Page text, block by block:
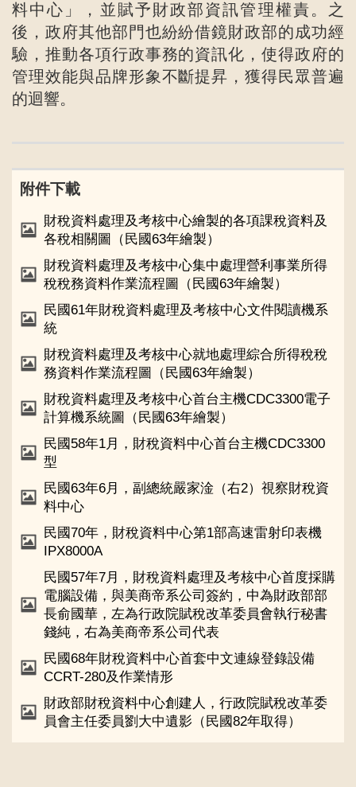
料中心」，並賦予財政部資訊管理權責。之
後，政府其他部門也紛紛借鏡財政部的成功經
驗，推動各項行政事務的資訊化，使得政府的
管理效能與品牌形象不斷提昇，獲得民眾普遍
的迴響。
附件下載
財稅資料處理及考核中心繪製的各項課稅資料及
各稅相關圖（民國63年繪製）
財稅資料處理及考核中心集中處理營利事業所得
稅稅務資料作業流程圖（民國63年繪製）
民國61年財稅資料處理及考核中心文件閱讀機系
統
財稅資料處理及考核中心就地處理綜合所得稅稅
務資料作業流程圖（民國63年繪製）
財稅資料處理及考核中心首台主機CDC3300電子
計算機系統圖（民國63年繪製）
民國58年1月，財稅資料中心首台主機CDC3300
型
民國63年6月，副總統嚴家淦（右2）視察財稅資
料中心
民國70年，財稅資料中心第1部高速雷射印表機
IPX8000A
民國57年7月，財稅資料處理及考核中心首度採購
電腦設備，與美商帝系公司簽約，中為財政部部
長俞國華，左為行政院賦稅改革委員會執行秘書
錢純，右為美商帝系公司代表
民國68年財稅資料中心首套中文連線登錄設備
CCRT-280及作業情形
財政部財稅資料中心創建人，行政院賦稅改革委
員會主任委員劉大中遺影（民國82年取得）